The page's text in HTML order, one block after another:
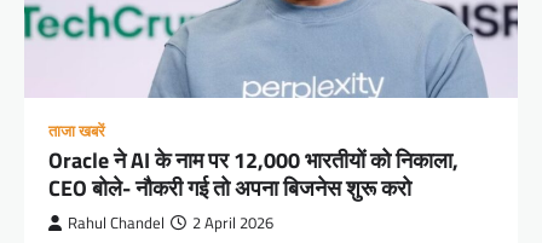
ताजा खबरें
Oracle ने AI के नाम पर 12,000 भारतीयों को निकाला,
CEO बोले- नौकरी गई तो अपना बिजनेस शुरू करो
Rahul Chandel 2 April 2026